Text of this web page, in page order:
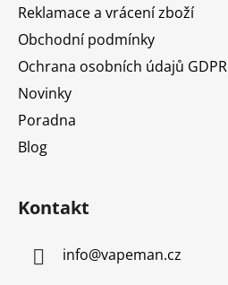
Reklamace a vrácení zboží
Obchodní podmínky
Ochrana osobních údajů GDPR
Novinky
Poradna
Blog
Kontakt
info@vapeman.cz